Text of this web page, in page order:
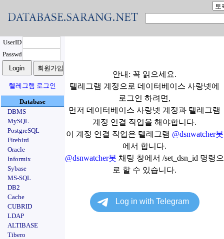
UserID
Passwd
텔레그램 로그인
Database
DBMS
MySQL
PostgreSQL
Firebird
Oracle
Informix
Sybase
MS-SQL
DB2
Cache
CUBRID
LDAP
ALTIBASE
Tibero
안내: 꼭 읽으세요.
텔레그램 계정으로 데이터베이스 사랑넷에
로그인 하려면,
먼저 데이터베이스 사랑넷 계정과 텔레그램
계정 연결 작업을 해야합니다.
이 계정 연결 작업은 텔레그램 @dsnwatcher봇
에서 합니다.
@dsnwatcher봇 채팅 창에서 /set_dsn_id 명령으
로 할 수 있습니다.